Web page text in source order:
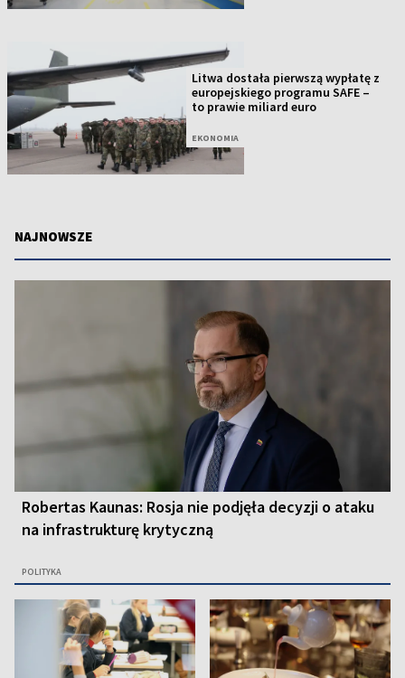
Litwa dostała pierwszą wypłatę z
europejskiego programu SAFE –
to prawie miliard euro
EKONOMIA
NAJNOWSZE
Robertas Kaunas: Rosja nie podjęła decyzji o ataku
na infrastrukturę krytyczną
POLITYKA